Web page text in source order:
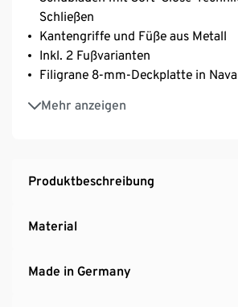
Schließen
Kantengriffe und Füße aus Metall
Inkl. 2 Fußvarianten
Filigrane 8-mm-Deckplatte in
Mehr anzeigen
Melaminharzbeschichtet
Hochwertige ABS-Kanten
Produktbeschreibung
Material
Made in Germany